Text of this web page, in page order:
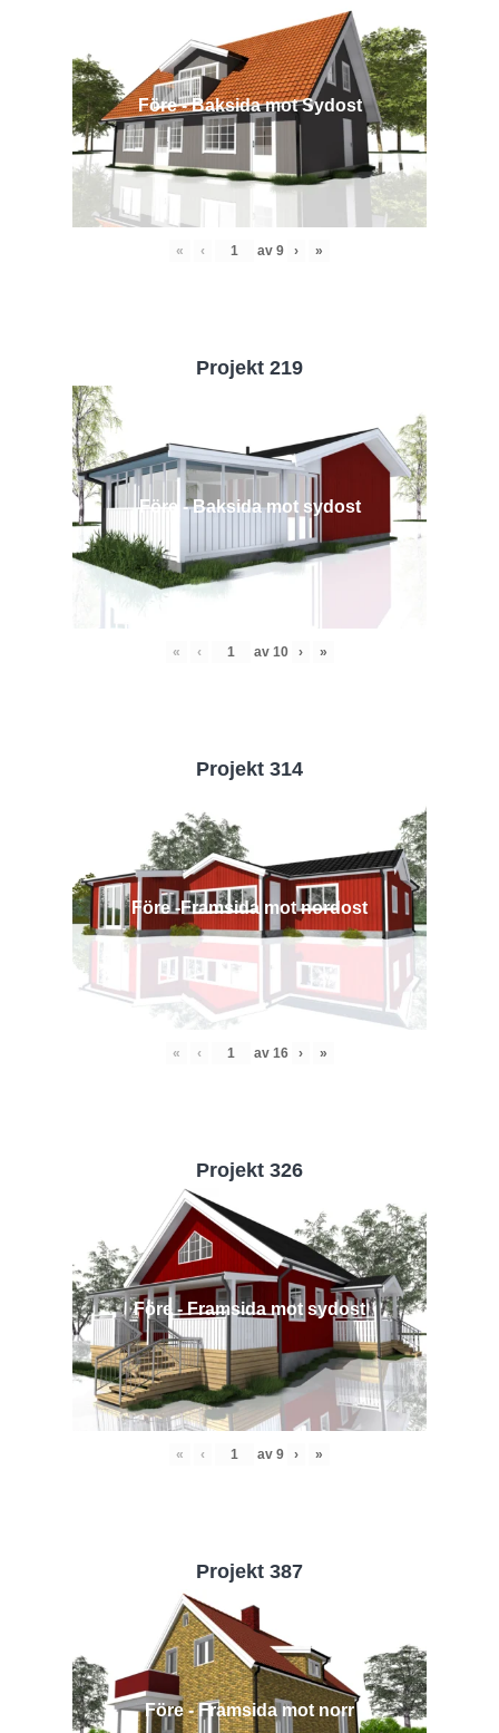
Före - Baksida mot Sydost
« ‹ av 9 › »
Projekt 219
Före - Baksida mot sydost
« ‹ av 10 › »
Projekt 314
Före -Framsida mot nordost
« ‹ av 16 › »
Projekt 326
Före - Framsida mot sydost
« ‹ av 9 › »
Projekt 387
Före - Framsida mot norr